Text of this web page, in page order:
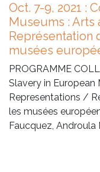
Oct. 7-9, 2021 :
Museums :
Représentation
musées
PROGRAMME
Slavery in European
Representations /
les musées
Faucquez, Androula